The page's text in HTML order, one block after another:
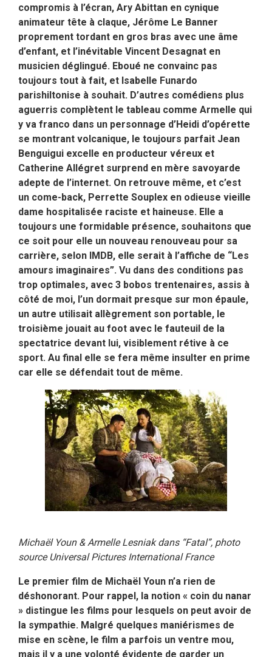
compromis à l’écran, Ary Abittan en cynique
animateur tête à claque, Jérôme Le Banner
proprement tordant en gros bras avec une âme
d’enfant, et l’inévitable Vincent Desagnat en
musicien déglingué. Eboué ne convainc pas
toujours tout à fait, et Isabelle Funardo
parishiltonise à souhait. D’autres comédiens plus
aguerris complètent le tableau comme Armelle qui
y va franco dans un personnage d’Heidi d’opérette
se montrant volcanique, le toujours parfait Jean
Benguigui excelle en producteur véreux et
Catherine Allégret surprend en mère savoyarde
adepte de l’internet. On retrouve même, et c’est
un come-back, Perrette Souplex en odieuse vieille
dame hospitalisée raciste et haineuse. Elle a
toujours une formidable présence, souhaitons que
ce soit pour elle un nouveau renouveau pour sa
carrière, selon IMDB, elle serait à l’affiche de “Les
amours imaginaires”. Vu dans des conditions pas
trop optimales, avec 3 bobos trentenaires, assis à
côté de moi, l’un dormait presque sur mon épaule,
un autre utilisait allègrement son portable, le
troisième jouait au foot avec le fauteuil de la
spectatrice devant lui, visiblement rétive à ce
sport. Au final elle se fera même insulter en prime
car elle se défendait tout de même.
Michaël Youn & Armelle Lesniak dans “Fatal”, photo
source Universal Pictures International France
Le premier film de Michaël Youn n’a rien de
déshonorant. Pour rappel, la notion « coin du nanar
» distingue les films pour lesquels on peut avoir de
la sympathie. Malgré quelques maniérismes de
mise en scène, le film a parfois un ventre mou,
mais il y a une volonté évidente de garder un